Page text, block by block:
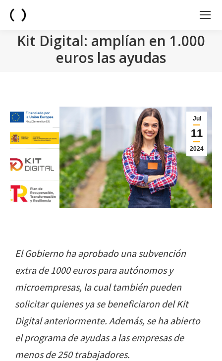
Kit Digital: amplían en 1.000
euros las ayudas
Jul
11
2024
El Gobierno ha aprobado una subvención
extra de 1000 euros para autónomos y
microempresas, la cual también pueden
solicitar quienes ya se beneficiaron del Kit
Digital anteriormente. Además, se ha abierto
el programa de ayudas a las empresas de
menos de 250 trabajadores.